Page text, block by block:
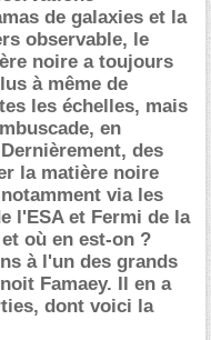
de galaxies et la
observable, le
noire a toujours
à même de
les échelles, mais
en
des
la matière noire
via les
l'ESA et Fermi de la
où en est-on ?
à l'un des grands
Famaey. Il en a
dont voici la